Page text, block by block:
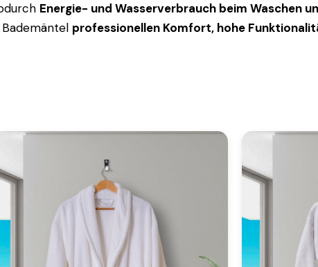
Energie- und Wasserverbrauch beim Waschen
professionellen Komfort, hohe